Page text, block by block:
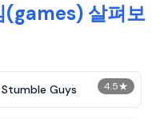
(games) 살펴보
4.5★
Stumble Guys